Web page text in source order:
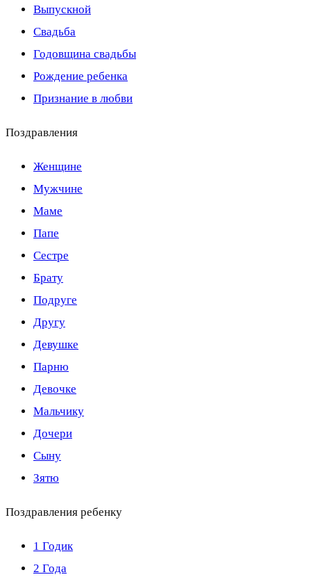
Выпускной
Свадьба
Годовщина свадьбы
Рождение ребенка
Признание в любви
Поздравления
Женщине
Мужчине
Маме
Папе
Сестре
Брату
Подруге
Другу
Девушке
Парню
Девочке
Мальчику
Дочери
Сыну
Зятю
Поздравления ребенку
1 Годик
2 Года